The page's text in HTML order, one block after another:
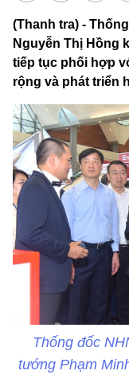
(Thanh tra) -
Nguyễn Thị Hồng
tiếp tục phối hợp
rộng và phát triển
Thống đốc
tướng Phạm